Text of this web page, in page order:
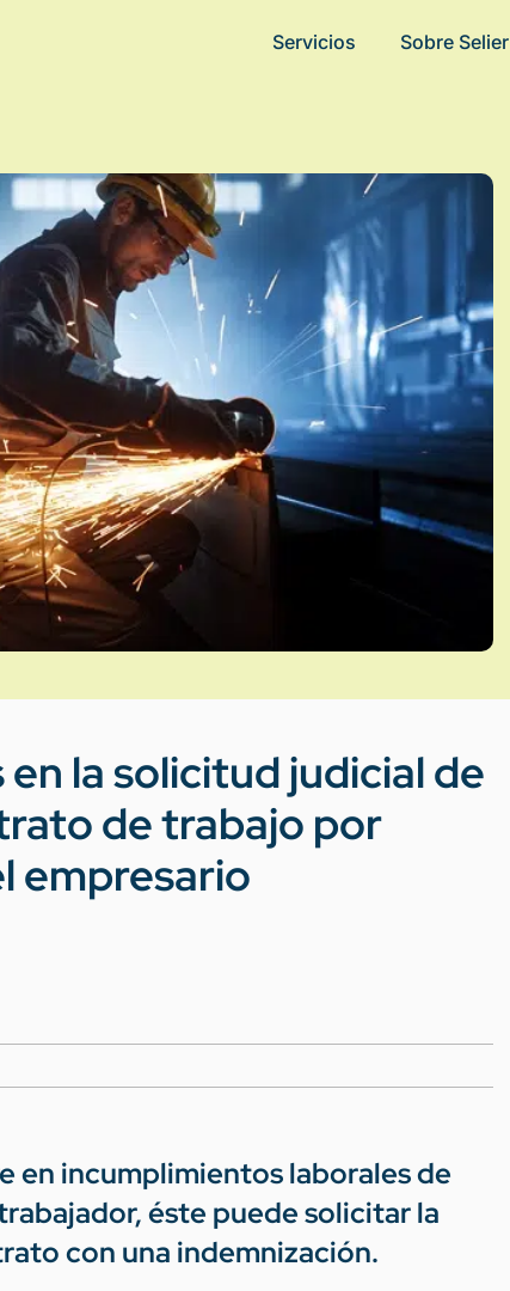
Servicios Sobre Selier
la solicitud judicial de
de trabajo por
empresario
en incumplimientos laborales de
éste puede solicitar la
con una indemnización.